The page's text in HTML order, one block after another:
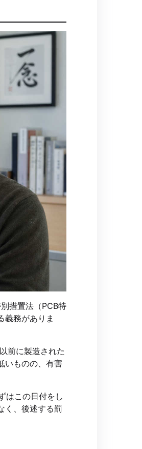
措置法（PCB特
義務がありま
前に製造された
いものの、有害
はこの日付をし
く、後述する罰